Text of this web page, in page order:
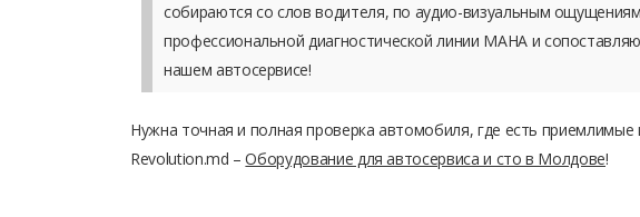
собираются со слов водителя, по аудио-визуальным
профессиональной диагностической линии MAHA и
нашем автосервисе!
Нужна точная и полная проверка автомобиля, где есть приемлимые
Revolution.md –Оборудование для автосервиса и сто в Молдове!